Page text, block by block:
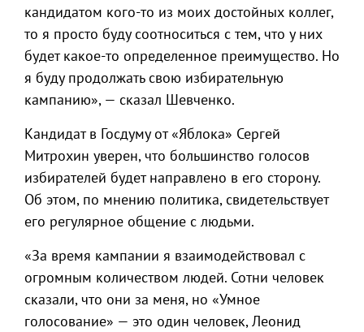
кандидатом кого-то из моих достойных коллег,
то я просто буду соотноситься с тем, что у них
будет какое-то определенное преимущество. Но
я буду продолжать свою избирательную
кампанию», — сказал Шевченко.
Кандидат в Госдуму от «Яблока» Сергей
Митрохин уверен, что большинство голосов
избирателей будет направлено в его сторону.
Об этом, по мнению политика, свидетельствует
его регулярное общение с людьми.
«За время кампании я взаимодействовал с
огромным количеством людей. Сотни человек
сказали, что они за меня, но «Умное
голосование» — это один человек, Леонид